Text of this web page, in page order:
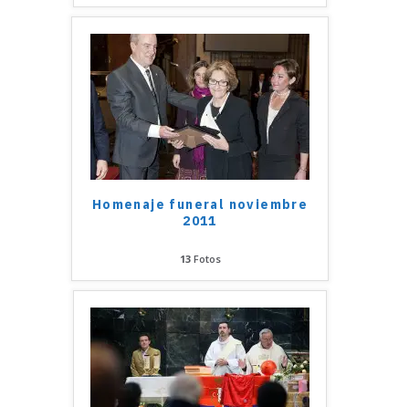
Homenaje funeral noviembre
2011
13Fotos